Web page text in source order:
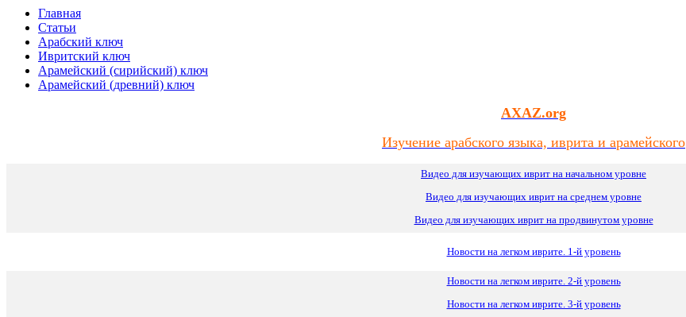
Главная
Статьи
Арабский ключ
Ивритский ключ
Арамейский (сирийский) ключ
Арамейский (древний) ключ
AXAZ.org
Изучение арабского языка, иврита и арамейского
Видео для изучающих иврит на начальном уровне
Видео для изучающих иврит на среднем уровне
Видео для изучающих иврит на продвинутом уровне
Новости на легком иврите. 1-й уровень
Новости на легком иврите. 2-й уровень
Новости на легком иврите. 3-й уровень